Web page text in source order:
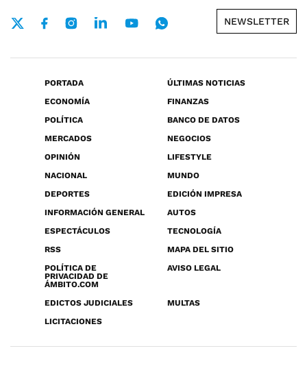
NEWSLETTER
PORTADA
ÚLTIMAS NOTICIAS
ECONOMÍA
FINANZAS
POLÍTICA
BANCO DE DATOS
MERCADOS
NEGOCIOS
OPINIÓN
LIFESTYLE
NACIONAL
MUNDO
DEPORTES
EDICIÓN IMPRESA
INFORMACIÓN GENERAL
AUTOS
ESPECTÁCULOS
TECNOLOGÍA
RSS
MAPA DEL SITIO
POLÍTICA DE
PRIVACIDAD DE
ÁMBITO.COM
AVISO LEGAL
EDICTOS JUDICIALES
MULTAS
LICITACIONES